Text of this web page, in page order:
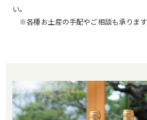
い。
※各種お土産の手配やご相談も承ります